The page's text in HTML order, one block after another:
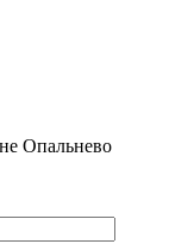
Опальнево